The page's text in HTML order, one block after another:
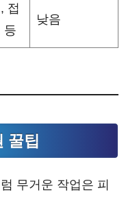
접
등
낮음
꿀팁
무거운 작업은 피